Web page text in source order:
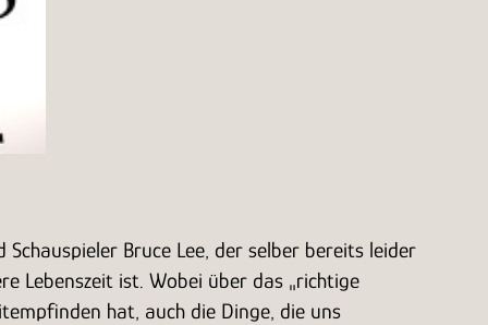
Bruce Lee, der selber bereits leider
Lebenszeit ist. Wobei über das „richtige
hat, auch die Dinge, die uns